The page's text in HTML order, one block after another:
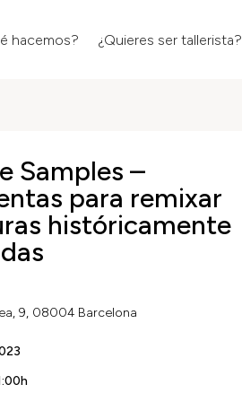
hacemos? ¿Quieres ser tallerista?
Samples –
para remixar
históricamente
9, 08004 Barcelona